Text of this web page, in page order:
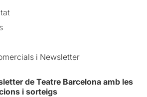
i Newsletter
de Teatre Barcelona amb les
i sorteigs